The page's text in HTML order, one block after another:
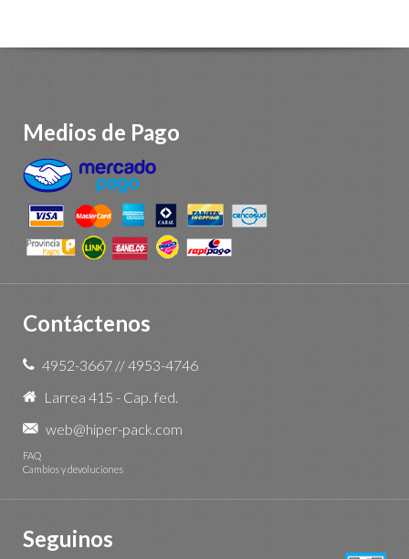
Medios de Pago
Contáctenos
4952-3667 //4953-4746
Larrea 415 - Cap. fed.
web@hiper-pack.com
FAQ
Cambios y devoluciones
Seguinos